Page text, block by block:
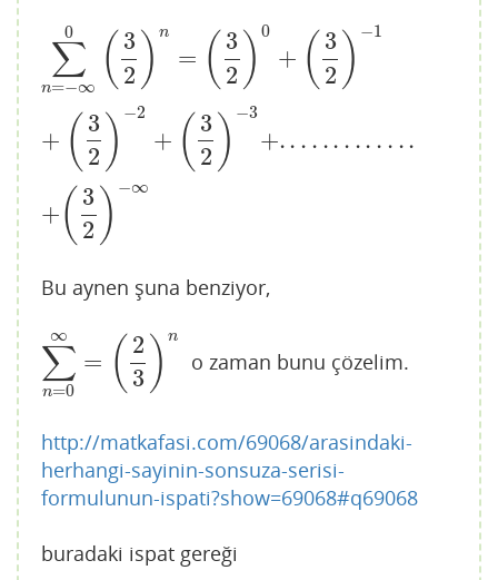
∑
n=−∞
0 ( 3
2 ) n
= ( 3
2 ) 0
+ ( 3
2 ) −1
+ ( 3
2 ) −2
+ ( 3
2 ) −3
+.. . . .. . .. . . ..
+( 3
2 ) −∞
n= − 0 32 n 32 0 +(3 2) 1+( 32 )−2 + .
Bu aynen şuna benziyor,
∑
n=0
∞
= ( 2
3 ) n
∑n = 0∞ ( 3) n o zaman bunu çözelim.
http://matkafasi.com/69068/arasindaki-
herhangi-sayinin-sonsuza-serisi-
formulunun-ispati?show=69068#q69068
buradaki ispat gereği